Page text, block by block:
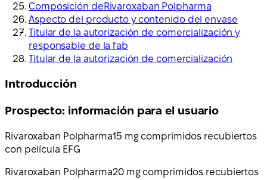
Composición deRivaroxaban Polpharma
Aspecto del producto y contenido del envase
Titular de la autorización de comercialización y
responsable de la fab
Titular de la autorización de comercialización
Introducción
Prospecto: información para el usuario
Rivaroxaban Polpharma15 mg comprimidos recubiertos
con película EFG
Rivaroxaban Polpharma20 mg comprimidos recubiertos